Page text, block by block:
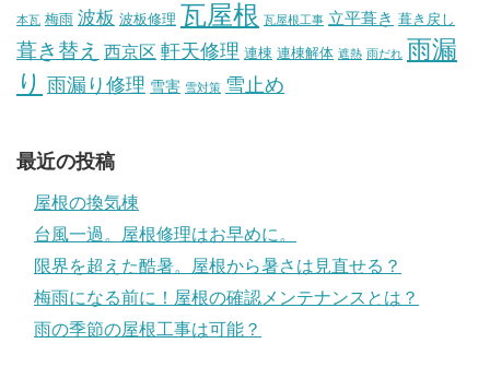
本瓦 梅雨 波板 波板修理 瓦屋根 瓦屋根工事 立平葺き 葺き戻し
葺き替え 西京区 軒天修理 連棟 連棟解体 遮熱 雨だれ 雨漏
り 雨漏り修理 雪害 雪対策 雪止め
最近の投稿
屋根の換気棟
台風一過。屋根修理はお早めに。
限界を超えた酷暑。屋根から暑さは見直せる？
梅雨になる前に！屋根の確認メンテナンスとは？
雨の季節の屋根工事は可能？